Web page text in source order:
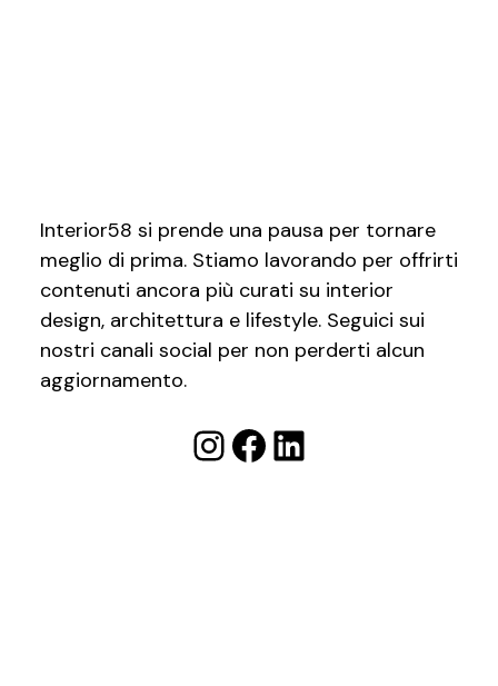
Interior58 si prende una pausa per tornare
meglio di prima. Stiamo lavorando per offrirti
contenuti ancora più curati su interior
design, architettura e lifestyle. Seguici sui
nostri canali social per non perderti alcun
aggiornamento.
Instagram
Facebook
LinkedIn